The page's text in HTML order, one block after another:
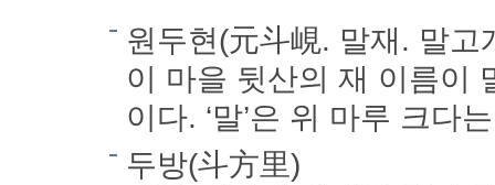
원두현(元斗峴. 말재. 말
이 마을 뒷산의 재 이름이
이다. ‘말’은 위 마루 크다
두방(斗方里)